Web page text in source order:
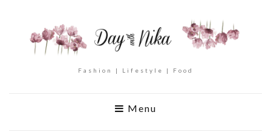
Fashion | Lifestyle | Food
Menu